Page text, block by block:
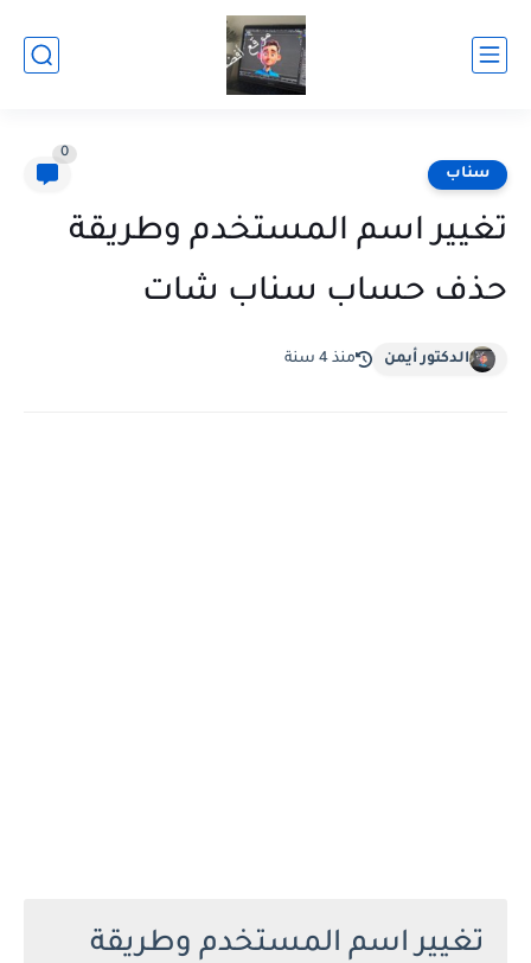
سناب
0
تغيير اسم المستخدم وطريقة
حذف حساب سناب شات
الدكتور أيمن منذ 4 سنة
تغيير اسم المستخدم وطريقة